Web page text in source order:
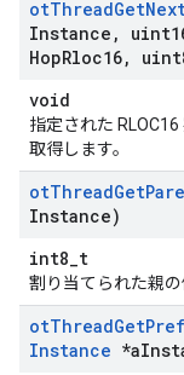
otThreadGet
Instance ,
HopRloc16,
void
指定された
取得します。
otThreadGet
Instance)
int8_t
割り当てられた親の
otThreadGet
Instance *a